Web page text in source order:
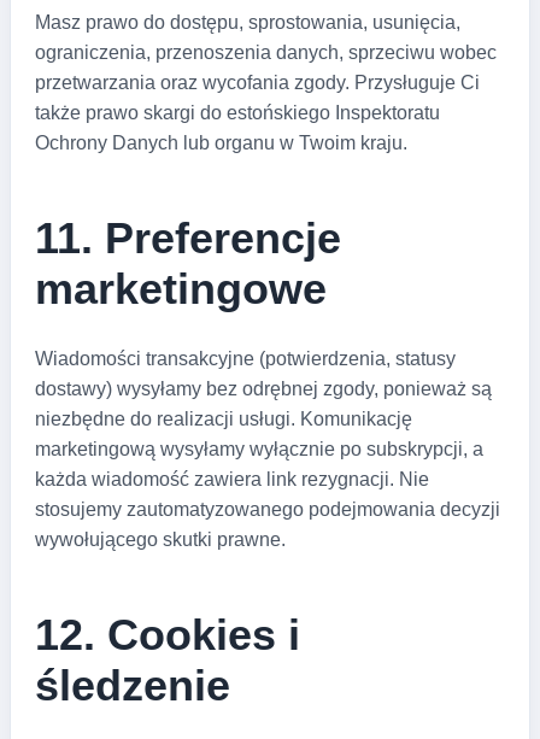
Masz prawo do dostępu, sprostowania, usunięcia,
ograniczenia, przenoszenia danych, sprzeciwu wobec
przetwarzania oraz wycofania zgody. Przysługuje Ci
także prawo skargi do estońskiego Inspektoratu
Ochrony Danych lub organu w Twoim kraju.
11. Preferencje
marketingowe
Wiadomości transakcyjne (potwierdzenia, statusy
dostawy) wysyłamy bez odrębnej zgody, ponieważ są
niezbędne do realizacji usługi. Komunikację
marketingową wysyłamy wyłącznie po subskrypcji, a
każda wiadomość zawiera link rezygnacji. Nie
stosujemy zautomatyzowanego podejmowania decyzji
wywołującego skutki prawne.
12. Cookies i
śledzenie